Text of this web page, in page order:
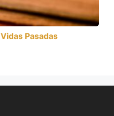
Pasadas